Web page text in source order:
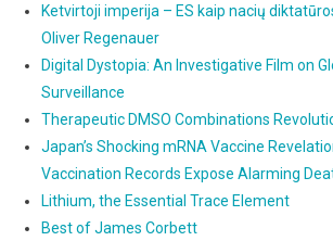
Ketvirtoji imperija – ES kaip nacių
Oliver Regenauer
Digital Dystopia: An Investigative Film on
Surveillance
Therapeutic DMSO Combinations
Japan’s Shocking mRNA Vaccine
Vaccination Records Expose Alarming
Lithium, the Essential Trace Element
Best of James Corbett